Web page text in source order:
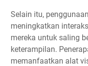
Selain itu,
meningkatkan
mereka untuk saling
keterampilan.
memanfaatkan alat